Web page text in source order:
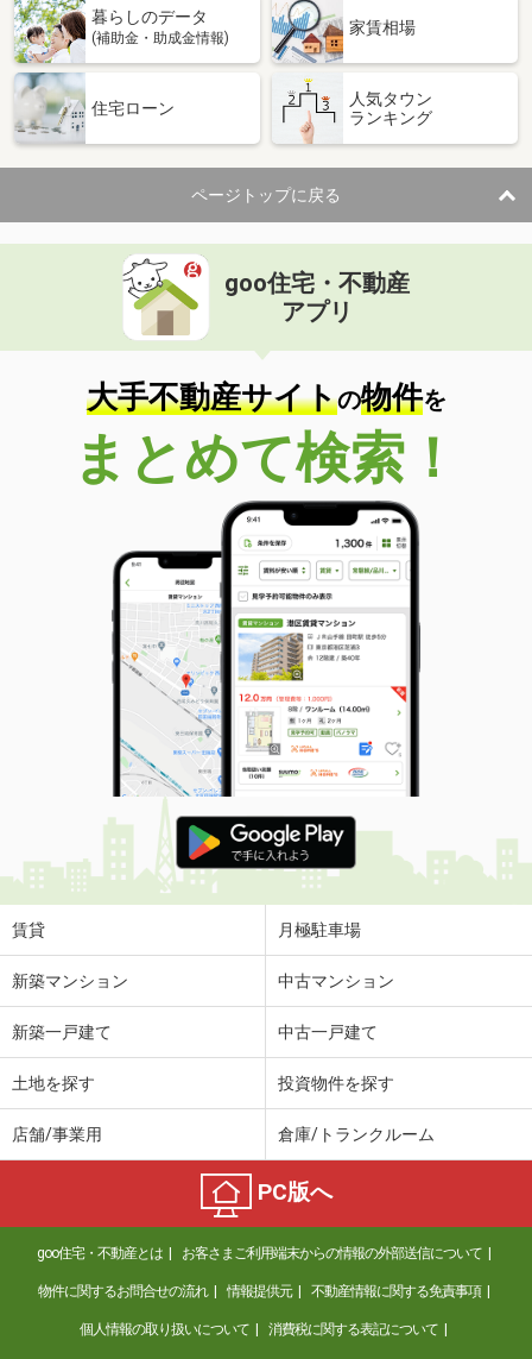
暮らしのデータ
(補助金・助成金情報)
家賃相場
住宅ローン
人気タウン
ランキング
ページトップに戻る
goo住宅・不動産
アプリ
大手不動産サイトの物件を
まとめて検索！
賃貸 月極駐車場
新築マンション 中古マンション
新築一戸建て 中古一戸建て
土地を探す 投資物件を探す
店舗/事業用 倉庫/トランクルーム
PC版へ
goo住宅・不動産とは お客さまご利用端末からの情報の外部送信について
物件に関するお問合せの流れ 情報提供元 不動産情報に関する免責事項
個人情報の取り扱いについて 消費税に関する表記について